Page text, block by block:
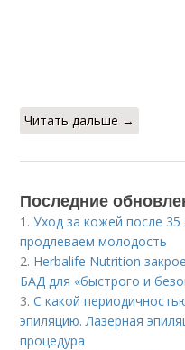
Читать дальше →
Последние
1.Уход за кожей после
продлеваем молодость
2. Herbalife Nutrition
БАД для «быстрого и
3.С какой
эпиляцию. Лазерная
процедура